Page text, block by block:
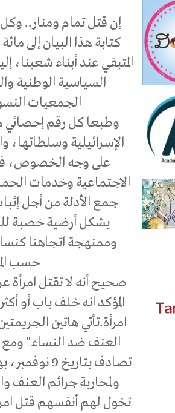
كتابة هذا البيان إلى
المتبقي عند أبناء
السياسية الوطنية
الجمعيات
وطبعا كل رقم إحصائي
الإسرائيلية وسلطاتها،
على وجه الخصوص،
الاجتماعية وخدمات
جمع الأدلة من أجل
يشكل أرضية خصبة
وممنهجة اتجاهنا
حسب
صحيح أنه لا تقتل امرأة
المؤكد انه خلف باب أو
امرأة.تأتي هاتين
العنف ضد النساء" ومع
تصادف
ولمحاربة جرائم
تخول لهم أنفسهم قتل